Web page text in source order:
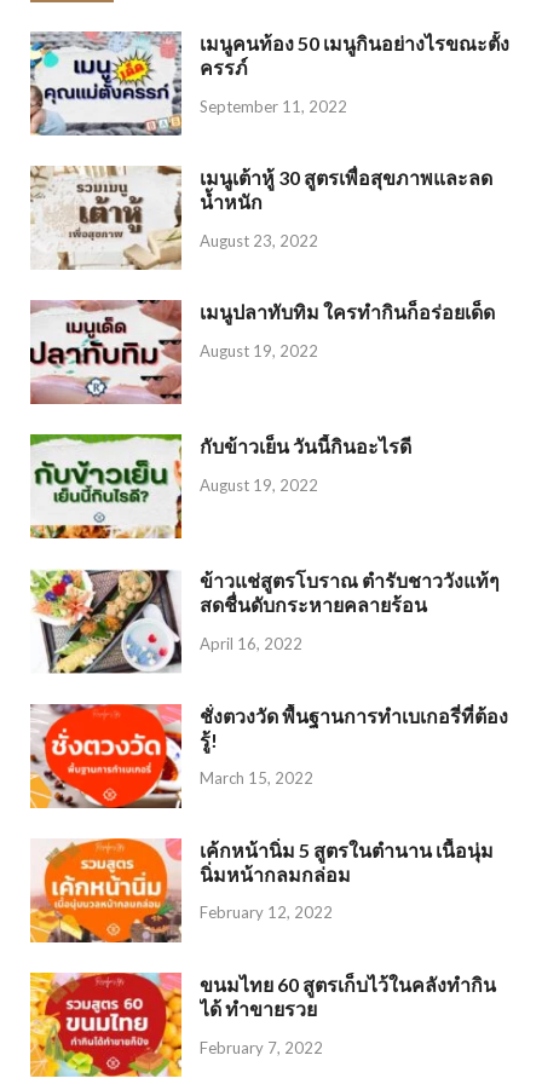
เมนูคนท้อง 50 เมนูกินอย่างไรขณะตั้ง
ครรภ์
September 11, 2022
เมนูเต้าหู้ 30 สูตรเพื่อสุขภาพและลด
น้ำหนัก
August 23, 2022
เมนูปลาทับทิม ใครทำกินก็อร่อยเด็ด
August 19, 2022
กับข้าวเย็น วันนี้กินอะไรดี
August 19, 2022
ข้าวแช่สูตรโบราณ ตำรับชาววังแท้ๆ
สดชื่นดับกระหายคลายร้อน
April 16, 2022
ชั่งตวงวัด พื้นฐานการทำเบเกอรี่ที่ต้อง
รู้!
March 15, 2022
เค้กหน้านิ่ม 5 สูตรในตำนาน เนื้อนุ่ม
นิ่มหน้ากลมกล่อม
February 12, 2022
ขนมไทย 60 สูตรเก็บไว้ในคลังทำกิน
ได้ ทำขายรวย
February 7, 2022